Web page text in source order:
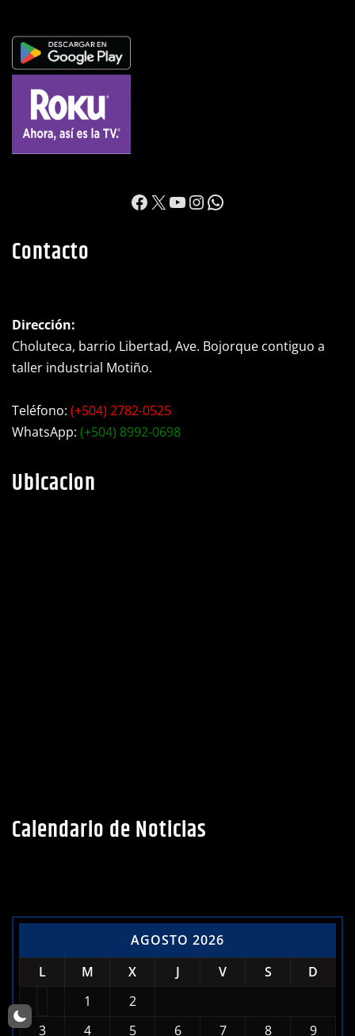
https://
X YouTube
Instagram
WhatsApp
Contacto
Dirección:
Choluteca, barrio Libertad, Ave. Bojorque contiguo a
taller industrial Motiño.
Teléfono: (+504) 2782-0525
WhatsApp: (+504) 8992-0698
Ubicacion
Calendario de Noticias
AGOSTO 2026
L
M X J V S
D
1
2
3
4 5 6 7 8 9